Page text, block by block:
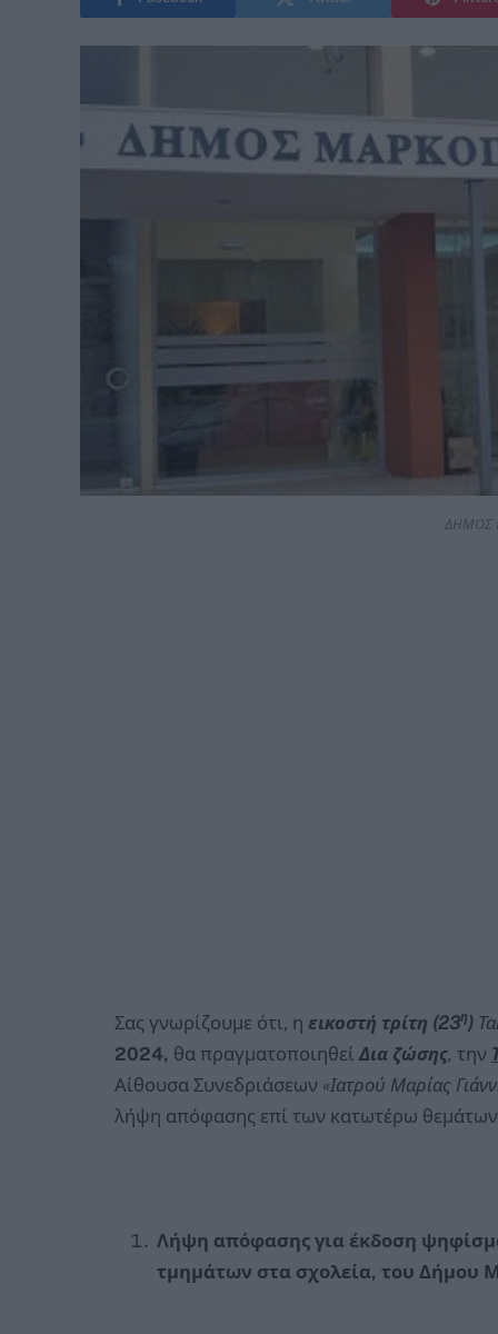
ΔΗΜΟΣ
Σας γνωρίζουμε ότι, η εικοστή τρίτη (23η)
2024, θα πραγματοποιηθεί Δια ζώσης, την
Αίθουσα Συνεδριάσεων «Ιατρού Μαρίας
λήψη απόφασης επί των κατωτέρω
Λήψη απόφασης για έκδοση
τμημάτων στα σχολεία, του Δήμου